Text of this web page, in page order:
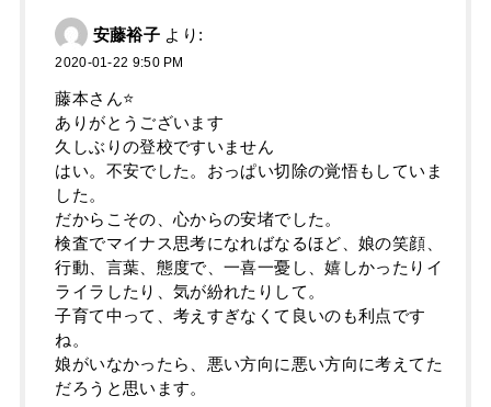
安藤裕子 より:
2020-01-22 9:50 PM
藤本さん⭐️
ありがとうございます
久しぶりの登校ですいません
はい。不安でした。おっぱい切除の覚悟もしていま
した。
だからこその、心からの安堵でした。
検査でマイナス思考になればなるほど、娘の笑顔、
行動、言葉、態度で、一喜一憂し、嬉しかったりイ
ライラしたり、気が紛れたりして。
子育て中って、考えすぎなくて良いのも利点です
ね。
娘がいなかったら、悪い方向に悪い方向に考えてた
だろうと思います。